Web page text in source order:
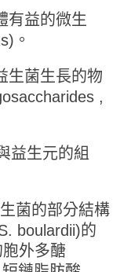
有益的微生
。
生菌生長的物
,
益生元的組
菌的部分結構
boulardii)的
胞外多醣